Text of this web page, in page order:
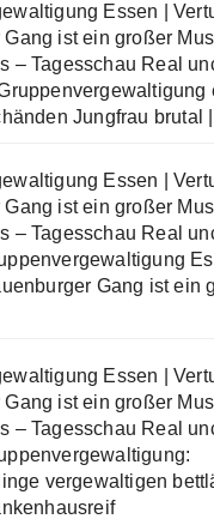
Essen |
Gang ist ein großer
– Tagesschau Real
Jungfrau brutal
Essen |
Gang ist ein großer
– Tagesschau Real
Gang ist ein
Essen |
Gang ist ein großer
– Tagesschau Real
vergewaltigen